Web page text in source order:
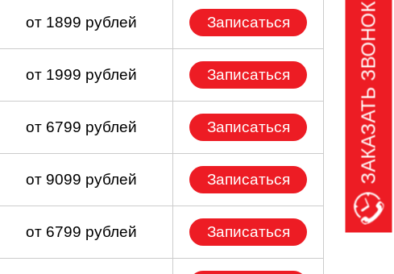
от 1899 рублей Записаться
от 1999 рублей Записаться
от 6799 рублей Записаться
от 9099 рублей Записаться
от 6799 рублей Записаться
ЗАКАЗАТЬ ЗВОНОК